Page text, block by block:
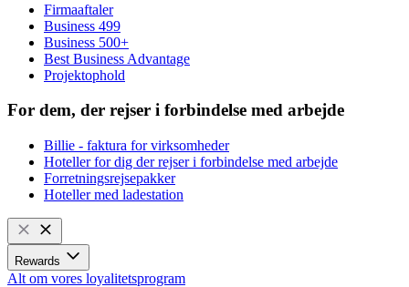
Firmaaftaler
Business 499
Business 500+
Best Business Advantage
Projektophold
For dem, der rejser i forbindelse med arbejde
Billie - faktura for virksomheder
Hoteller for dig der rejser i forbindelse med arbejde
Forretningsrejsepakker
Hoteller med ladestation
Rewards
Alt om vores loyalitetsprogram